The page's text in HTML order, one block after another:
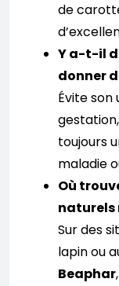
de
Y a-t-il
donner
Évite son
toujours
maladie
Où
naturels
Sur des
lapin ou
Beaphar,